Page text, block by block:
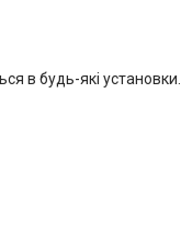
в будь-які установки.